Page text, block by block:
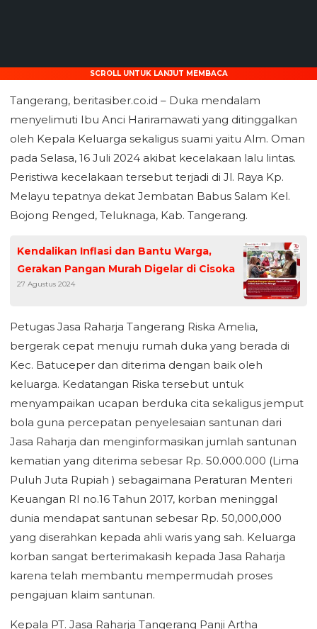
SCROLL UNTUK LANJUT MEMBACA
Tangerang, beritasiber.co.id – Duka mendalam
menyelimuti Ibu Anci Hariramawati yang ditinggalkan
oleh Kepala Keluarga sekaligus suami yaitu Alm. Oman
pada Selasa, 16 Juli 2024 akibat kecelakaan lalu lintas.
Peristiwa kecelakaan tersebut terjadi di Jl. Raya Kp.
Melayu tepatnya dekat Jembatan Babus Salam Kel.
Bojong Renged, Teluknaga, Kab. Tangerang.
Kendalikan Inflasi dan Bantu Warga,
Gerakan Pangan Murah Digelar di Cisoka
27 Agustus 2024
Petugas Jasa Raharja Tangerang Riska Amelia,
bergerak cepat menuju rumah duka yang berada di
Kec. Batuceper dan diterima dengan baik oleh
keluarga. Kedatangan Riska tersebut untuk
menyampaikan ucapan berduka cita sekaligus jemput
bola guna percepatan penyelesaian santunan dari
Jasa Raharja dan menginformasikan jumlah santunan
kematian yang diterima sebesar Rp. 50.000.000 (Lima
Puluh Juta Rupiah ) sebagaimana Peraturan Menteri
Keuangan RI no.16 Tahun 2017, korban meninggal
dunia mendapat santunan sebesar Rp. 50,000,000
yang diserahkan kepada ahli waris yang sah. Keluarga
korban sangat berterimakasih kepada Jasa Raharja
karena telah membantu mempermudah proses
pengajuan klaim santunan.
Kepala PT. Jasa Raharja Tangerang Panji Artha